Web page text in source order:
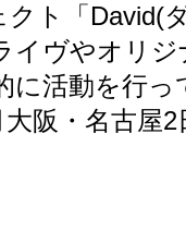
ト「David(
イヴやオリ
に活動を行っ
阪・名古屋